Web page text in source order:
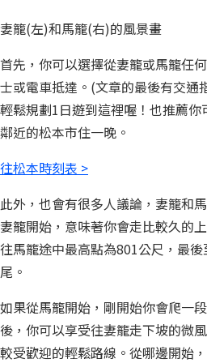
妻籠(左)和馬籠(右)的風景畫
首先，你可以選擇從妻籠或馬籠任
士或電車抵達。(文章的最後有交通
輕鬆規劃1日遊到這裡喔！也推薦
鄰近的松本市住一晚。
往松本時刻表 >
此外，也會有很多人議論，妻籠和
妻籠開始，意味著你會走比較久的
往馬籠途中最高點為801公尺，最
尾。
如果從馬籠開始，剛開始你會爬一
後，你可以享受往妻籠走下坡的微
較受歡迎的輕鬆路線。從哪邊開始